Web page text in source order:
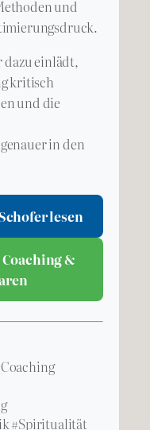
und
dazu einlädt,
kritisch
und die
in den
lesen
&
#Spiritualität